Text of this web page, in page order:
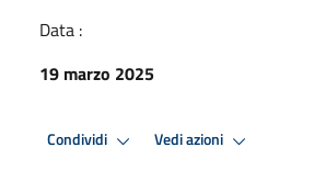
Data :
19 marzo 2025
Condividi Vedi azioni